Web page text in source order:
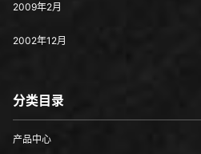
2009年2月
2002年12月
分类目录
产品中心